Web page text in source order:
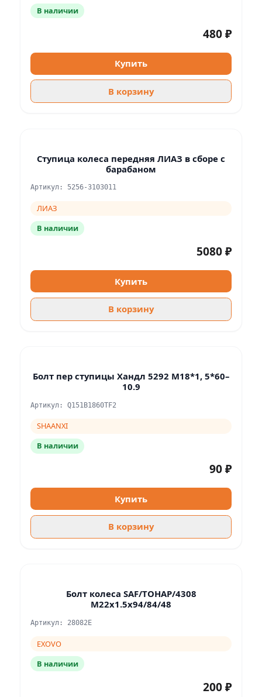
В наличии
480 ₽
Купить
В корзину
Ступица колеса передняя ЛИАЗ в сборе с
барабаном
Артикул: 5256-3103011
ЛИАЗ
В наличии
5080 ₽
Купить
В корзину
Болт пер ступицы Хандл 5292 M18*1, 5*60–
10.9
Артикул: Q151B1860TF2
SHAANXI
В наличии
90 ₽
Купить
В корзину
Болт колеса SAF/ТОНАР/4308
M22x1.5x94/84/48
Артикул: 28082E
EXOVO
В наличии
200 ₽